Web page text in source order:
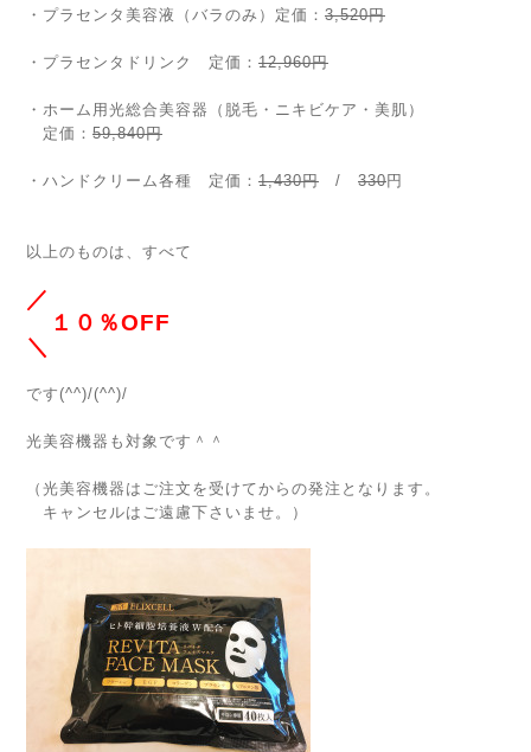
・プラセンタ美容液（バラのみ）定価： 3,520円
・プラセンタドリンク 定価： 12,960円
・ホーム用光総合美容器（脱毛・ニキビケア・美肌）
定価： 59,840円
・ハンドクリーム各種 定価： 1,430円 / 330円
以上のものは、すべて
／
１０％OFF
＼
です(^^)/(^^)/
光美容機器も対象です＾＾
（光美容機器はご注文を受けてからの発注となります。
キャンセルはご遠慮下さいませ。）